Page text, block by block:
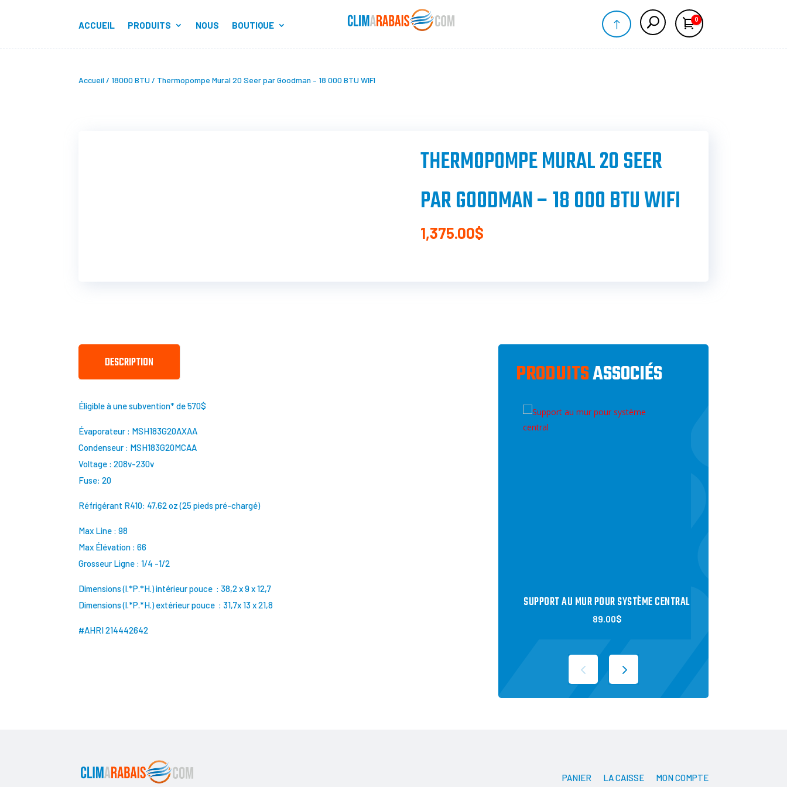
ACCUEIL PRODUITS NOUS BOUTIQUE ! Panier
0
Accueil/ 18000 BTU / Thermopompe Mural 20 Seer par Goodman – 18 000 BTU WIFI
THERMOPOMPE MURAL 20 SEER
PAR GOODMAN – 18 000 BTU WIFI
1,375.00$
DESCRIPTION
Éligible à une subvention* de 570$
Évaporateur : MSH183G20AXAA
Condenseur : MSH183G20MCAA
Voltage : 208v-230v
Fuse: 20
Réfrigérant R410: 47,62 oz (25 pieds pré-chargé)
Max Line : 98
Max Élévation : 66
Grosseur Ligne : 1/4 -1/2
Dimensions (l.*P.*H.) intérieur pouce : 38,2 x 9 x 12,7
Dimensions (l.*P.*H.) extérieur pouce : 31,7x 13 x 21,8
#AHRI 214442642
PRODUITSASSOCIÉS
SUPPORT AU MUR POUR SYSTÈME CENTRAL
89.00$
PANIER LA CAISSE MON COMPTE